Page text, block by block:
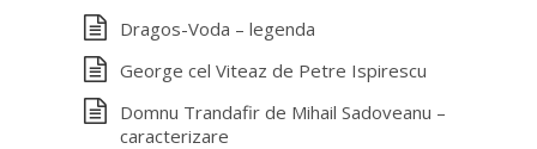
Dragos-Voda – legenda
George cel Viteaz de Petre Ispirescu
Domnu Trandafir de Mihail Sadoveanu –
caracterizare